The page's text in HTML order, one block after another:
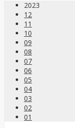
2023
12
11
10
09
08
07
06
05
04
03
02
01